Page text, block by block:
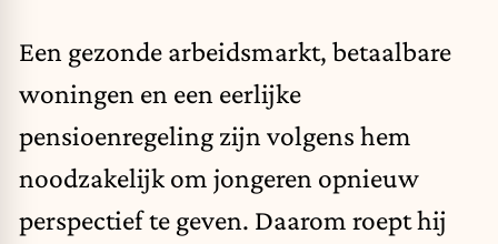
Een gezonde arbeidsmarkt, betaalbare
woningen en een eerlijke
pensioenregeling zijn volgens hem
noodzakelijk om jongeren opnieuw
perspectief te geven. Daarom roept hij